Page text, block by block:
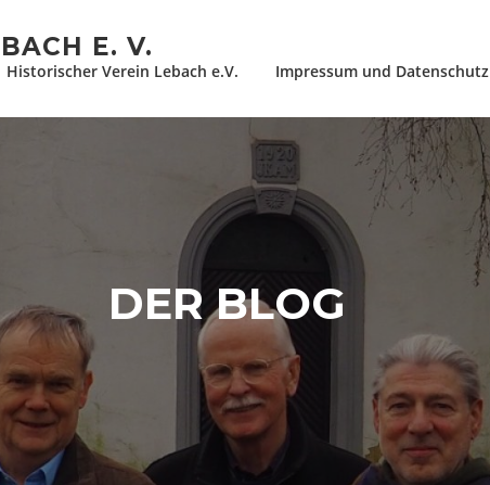
E. V.
Historischer Verein Lebach e.V. Impressum und Datenschutz
DER BLOG